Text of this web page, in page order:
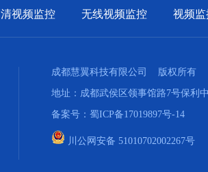
视频监控 无线视频监控 视频
成都慧翼科技有限公司 版权所有
地址：成都武侯区领事馆路7号保利
备案号： 蜀ICP备17019897号-14
川公网安备 51010702002267号